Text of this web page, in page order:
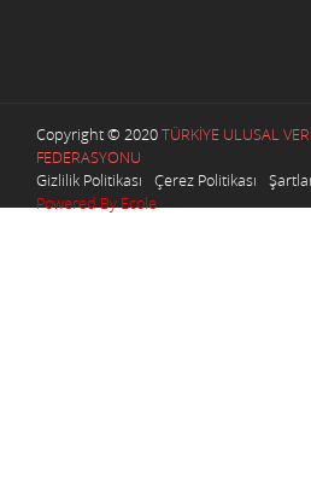
Copyright © 2020TÜRKİYE ULUSAL
FEDERASYONU
Gizlilik Politikası
Çerez Politikası
Powered By Ecole